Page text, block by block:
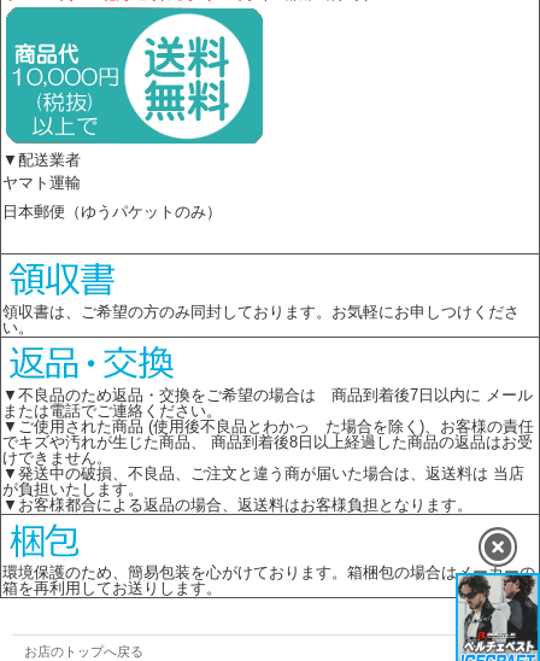
▼配送業者
ヤマト運輸
日本郵便（ゆうパケットのみ）
領収書は、ご希望の方のみ同封しております。お気軽にお申しつけくださ
い。
▼不良品のため返品・交換をご希望の場合は 商品到着後7日以内に メール
または電話でご連絡ください。
▼ご使用された商品 (使用後不良品とわかっ た場合を除く)、お客様の責任
でキズや汚れが生じた商品、 商品到着後8日以上経過した商品の返品はお受
けできません。
▼発送中の破損、不良品、ご注文と違う商が届いた場合は、返送料は 当店
が負担いたします。
▼お客様都合による返品の場合、返送料はお客様負担となります。
環境保護のため、簡易包装を心がけております。箱梱包の場合はメーカーの
箱を再利用してお送りします。
お店のトップへ戻る